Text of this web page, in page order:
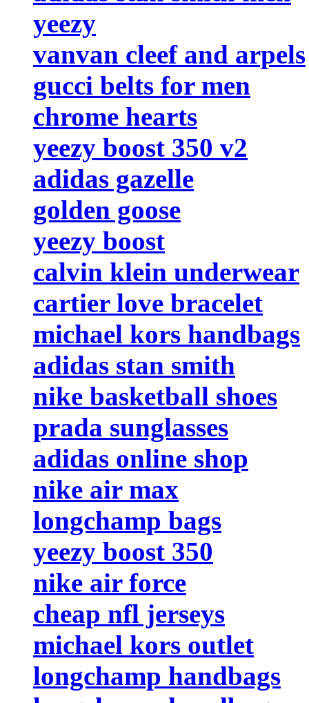
yeezy
vanvan cleef and arpels
gucci belts for men
chrome hearts
yeezy boost 350 v2
adidas gazelle
golden goose
yeezy boost
calvin klein underwear
cartier love bracelet
michael kors handbags
adidas stan smith
nike basketball shoes
prada sunglasses
adidas online shop
nike air max
longchamp bags
yeezy boost 350
nike air force
cheap nfl jerseys
michael kors outlet
longchamp handbags